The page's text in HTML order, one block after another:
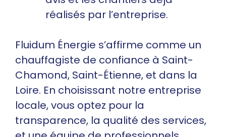
réalisés par l’entreprise.
Fluidum Énergie s’affirme comme un
chauffagiste de confiance à Saint-
Chamond, Saint-Étienne, et dans la
Loire. En choisissant notre entreprise
locale, vous optez pour la
transparence, la qualité des services,